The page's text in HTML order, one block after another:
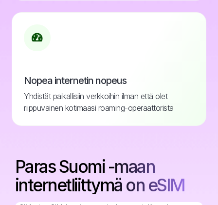
Nopea internetin nopeus
Yhdistät paikallisiin verkkoihin ilman että olet
riippuvainen kotimaasi roaming-operaattorista
Paras Suomi -maan
internetliittymä on eSIM